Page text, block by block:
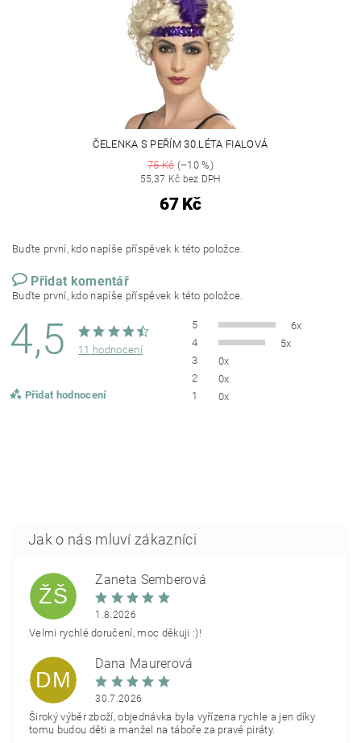
ČELENKA S PEŘÍM 30.LÉTA FIALOVÁ
75 Kč(–10 %)
55,37 Kč bez DPH
67 Kč
Buďte první, kdo napíše příspěvek k této položce.
Přidat komentář
Buďte první, kdo napíše příspěvek k této položce.
4,5 11 hodnocení
Přidat hodnocení
5
6x
4
5x
3
0x
2
0x
1
0x
ŽŠ
Žaneta Šemberová
1.8.2026
Velmi rychlé doručení, moc děkuji :)!
DM
Dana Maurerová
30.7.2026
Široký výběr zboží, objednávka byla vyřízena rychle a jen díky
tomu budou děti a manžel na táboře za pravé piráty.